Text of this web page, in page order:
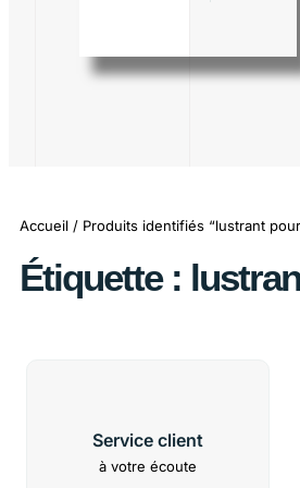
Accueil / Produits identifiés “lustrant
Étiquette :
Service client
à votre écoute